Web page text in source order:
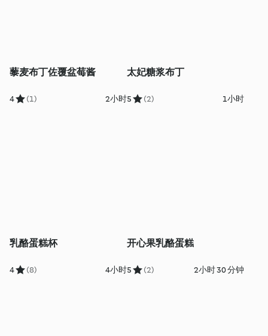
藜麦布丁佐覆盆莓酱
4 (1) 2小时
太妃糖浆布丁
5 (2) 1小时
乳酪蛋糕杯
4 (8) 4小时
开心果乳酪蛋糕
5 (2) 2小时 30 分钟